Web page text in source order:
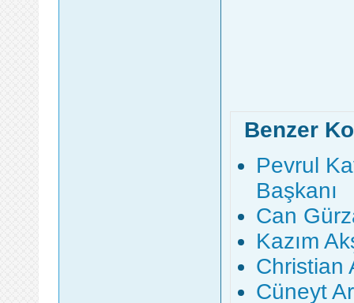
Benzer
Pevrul
Başkanı
Can
Kazım
Christian
Cüneyt